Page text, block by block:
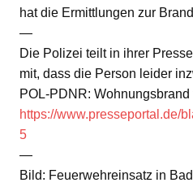
hat die Ermittlungen zur
—
Die Polizei teilt in ihrer
mit, dass die Person leider
POL-PDNR:
https://www.presseportal.de/
5
—
Bild: Feuerwehreinsatz in